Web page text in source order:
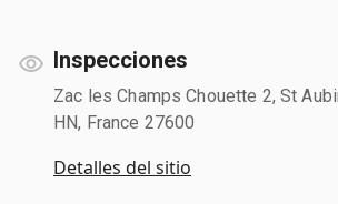
Inspecciones
Zac les Champs Chouette 2, St
HN, France 27600
Detalles del sitio